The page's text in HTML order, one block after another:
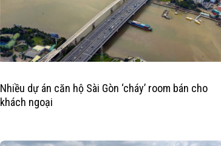
Nhiều dự án căn hộ Sài Gòn ‘cháy’ room bán cho
khách ngoại